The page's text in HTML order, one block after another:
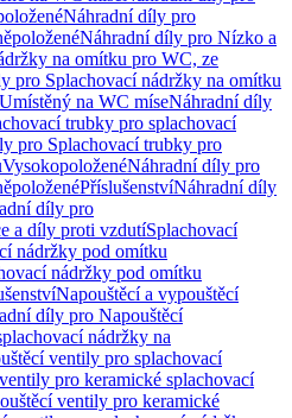
Náhradní díly pro
Náhradní díly pro Nízko a
na omítku pro WC, ze
pro Splachovací nádržky na omítku
Umístěný na WC míseNáhradní díly
trubky pro splachovací
pro Splachovací trubky pro
VysokopoloženéNáhradní díly pro
PříslušenstvíNáhradní díly
díly pro
a díly proti vzdutíSplachovací
nádržky pod omítku
nádržky pod omítku
Napouštěcí a vypouštěcí
díly pro Napouštěcí
nádržky na
ventily pro splachovací
pro keramické splachovací
ventily pro keramické